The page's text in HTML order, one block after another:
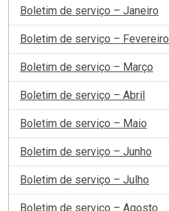
Boletim de serviço – Janeiro
Boletim de serviço – Fevereiro
Boletim de serviço – Março
Boletim de serviço – Abril
Boletim de serviço – Maio
Boletim de serviço – Junho
Boletim de serviço – Julho
Boletim de serviço – Agosto